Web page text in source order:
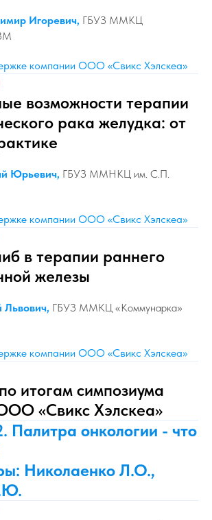
Игоревич, ГБУЗ ММКЦ
компании ООО «Свикс Хэлскеа»
возможности терапии
рака желудка: от
Юрьевич, ГБУЗ ММНКЦ им. С.П.
компании ООО «Свикс Хэлскеа»
в терапии раннего
железы
Львович, ГБУЗ ММКЦ «Коммунарка»
компании ООО «Свикс Хэлскеа»
итогам симпозиума
«Свикс Хэлскеа»
онкологии - что
Николаенко Л.О.,